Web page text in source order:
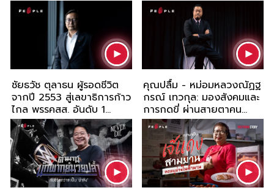
ชัยธวัช ตุลาธน ผู้รอดชีวิต
จากปี 2553 สู่เลขาธิการก้าว
ไกล พรรคสส. อันดับ 1
แต่(ยัง)ไม่ได้เป็นรัฐบาล
คุณปลื้ม - หม่อมหลวงณัฏฐ
กรณ์ เทวกุล: มองสังคมและ
การกดขี่ ผ่านสายตาคน
ขวางโลก